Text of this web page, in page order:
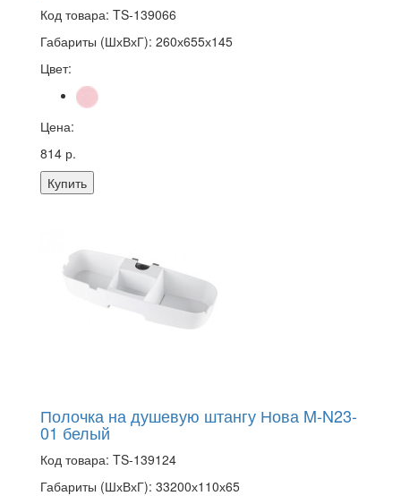
Код товара: TS-139066
Габариты (ШхВхГ): 260х655х145
Цвет:
Цена:
814 р.
Купить
Полочка на душевую штангу Нова M-N23-
01 белый
Код товара: TS-139124
Габариты (ШхВхГ): 33200х110х65